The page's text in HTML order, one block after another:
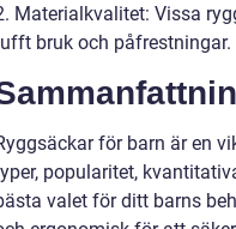
Materialkvalitet: Vissa
bruk och
för barn är en
popularitet,
valet för ditt barns